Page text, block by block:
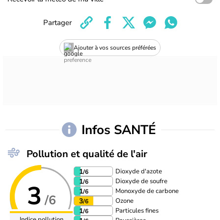
Ajouter à vos sources préférées
Partager
Infos SANTÉ
Pollution et qualité de l'air
3 /6
1/6 Dioxyde d'azote
1/6 Dioxyde de soufre
1/6 Monoxyde de carbone
3/6 Ozone
1/6 Particules fines